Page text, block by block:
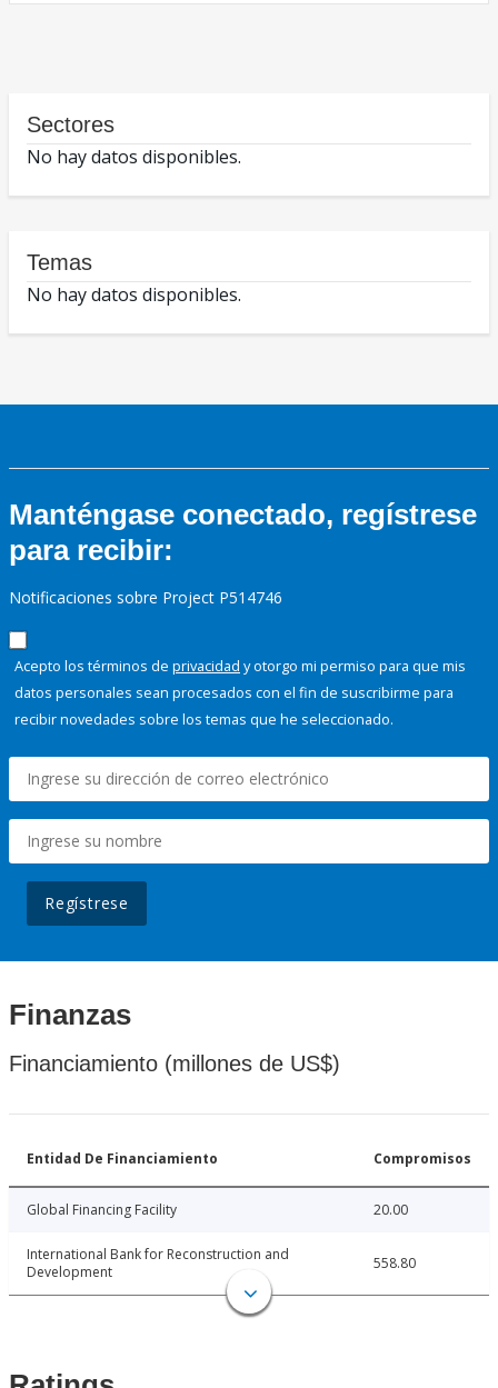
Sectores
No hay datos disponibles.
Temas
No hay datos disponibles.
Manténgase conectado, regístrese
para recibir:
Notificaciones sobre Project P514746
Acepto los términos de privacidad y otorgo mi permiso para que mis
datos personales sean procesados con el fin de suscribirme para
recibir novedades sobre los temas que he seleccionado.
Regístrese
Finanzas
Financiamiento (millones de US$)
Entidad De Financiamiento Compromisos
Global Financing Facility 20.00
International Bank for Reconstruction and
Development
558.80